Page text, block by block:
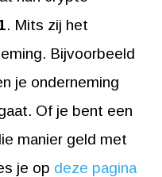
. Mits zij het
Bijvoorbeeld
je onderneming
Of je bent een
manier geld met
je op deze pagina